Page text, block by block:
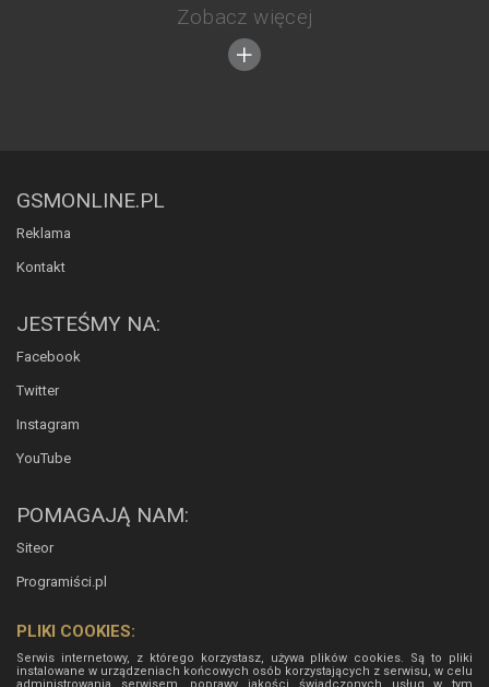
Zobacz więcej
GSMONLINE.PL
Reklama
Kontakt
JESTEŚMY NA:
Facebook
Twitter
Instagram
YouTube
POMAGAJĄ NAM:
Siteor
Programiści.pl
PLIKI COOKIES:
Serwis internetowy, z którego korzystasz, używa plików cookies. Są to pliki
instalowane w urządzeniach końcowych osób korzystających z serwisu, w celu